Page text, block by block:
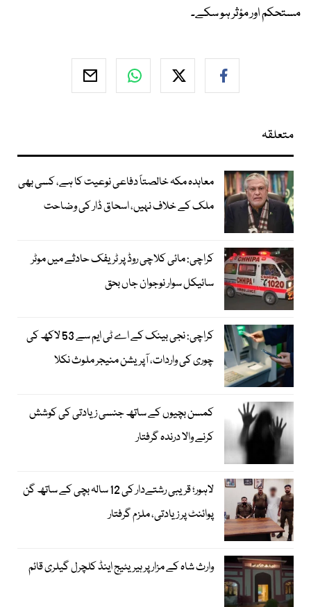
مستحکم اور مؤثر ہو سکے۔
متعلقہ
معاہدہ مکہ خالصتاً دفاعی نوعیت کا ہے، کسی بھی
ملک کے خلاف نہیں، اسحاق ڈار کی وضاحت
کراچی: مائی کلاچی روڈ پر ٹریفک حادثے میں موٹر
سائیکل سوار نوجوان جاں بحق
کراچی: نجی بینک کے اے ٹی ایم سے 53 لاکھ کی
چوری کی واردات، آپریشن منیجر ملوث نکلا
کمسن بچیوں کے ساتھ جنسی زیادتی کی کوشش
کرنے والا درندہ گرفتار
لاہور؛ قریبی رشتےدار کی 12 سالہ بچی کے ساتھ گن
پوائنٹ پر زیادتی، ملزم گرفتار
وارث شاہ کے مزار پر ہیریٹیج اینڈ کلچرل گیلری قائم